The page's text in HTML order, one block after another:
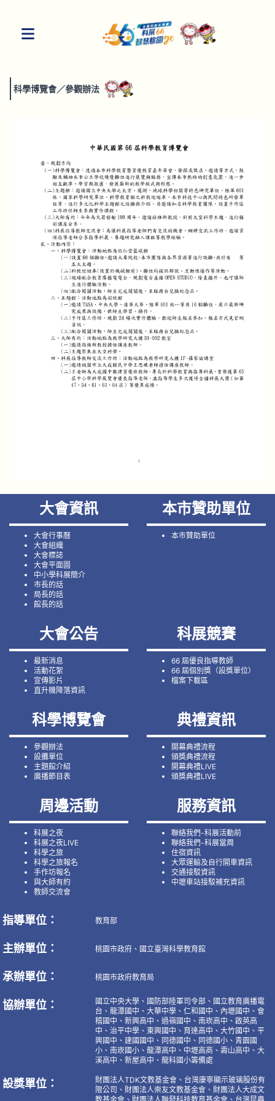
科學博覽會／參觀辦法
大會資訊
大會行事曆
大會組織
大會標誌
大會平面圖
中小學科展簡介
市長的話
局長的話
館長的話
本市贊助單位
本市贊助單位
大會公告
最新消息
活動花絮
宣傳影片
直升機降落資訊
科展競賽
66 屆優良指導教師
66 屆個別獎（設獎單位）
檔案下載區
科學博覽會
參觀辦法
設攤單位
主題館介紹
廣播節目表
典禮資訊
開幕典禮流程
頒獎典禮流程
開幕典禮LIVE
頒獎典禮LIVE
周邊活動
科展之夜
科展之夜LIVE
科學之旅
科學之旅報名
手作坊報名
與大師有約
教師交流會
服務資訊
聯絡我們-科展活動前
聯絡我們-科展當周
住宿資訊
大眾運輸及自行開車資訊
交通接駁資訊
中壢車站接駁補充資訊
指導單位： 教育部
主辦單位： 桃園市政府、國立臺灣科學教育館
承辦單位： 桃園市政府教育局
協辦單位：
國立中央大學、國防部陸軍司令部、國立教育廣播電
台、龍潭國中、大華中學、仁和國中、內壢國中、會
稽國中、新興高中、過嶺國中、南崁高中、啟英高
中、治平中學、東興國中、育達高中、大竹國中、平
興國中、建國國中、同德國中、同德國小、青園國
小、南崁國小、龍潭高中、中壢高商、壽山高中、大
溪高中、新屋高中、龍科國小籌備處
設獎單位：
財團法人TDK文教基金會、台灣康寧顯示玻璃股份有
限公司、財團法人崇友文教基金會、財團法人大成文